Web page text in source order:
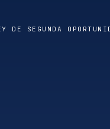
DE SEGUNDA